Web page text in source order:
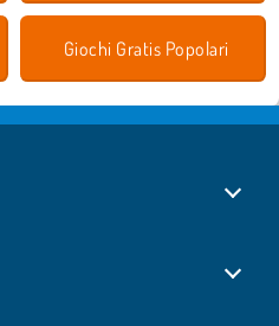
Giochi Gratis Popolari